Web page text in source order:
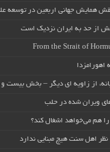
همایش جهانی اربعین در توسعه
از حد به ایران نزدیک است
From the Strait of
اهورامزدا
از زاویه ای دیگر – بخش بیست
ویران شده در حلب
هم می‌خواهد اشغال کند؟
اهل سنت هیچ مبنایی ندارد